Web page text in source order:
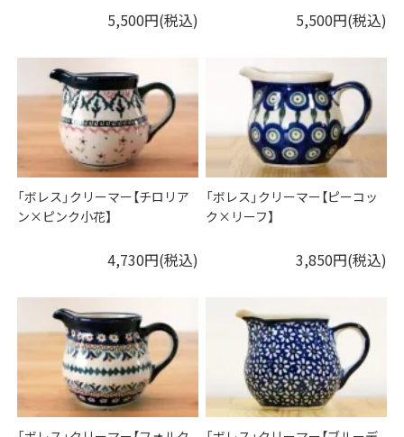
5,500円(税込) 5,500円(税込)
「ボレス」クリーマー【チロリア
ン×ピンク小花】
4,730円(税込)
「ボレス」クリーマー【ピーコッ
ク×リーフ】
3,850円(税込)